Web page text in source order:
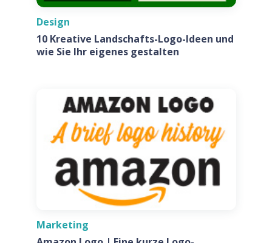
Design
10 Kreative Landschafts-Logo-Ideen und
wie Sie Ihr eigenes gestalten
Marketing